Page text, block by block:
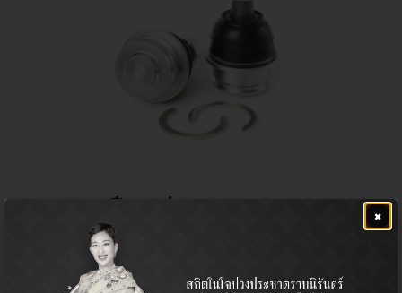
ลูกหมากปีกนกล่าง
1,280.00
รหัสสินค้า ซีร่า
×